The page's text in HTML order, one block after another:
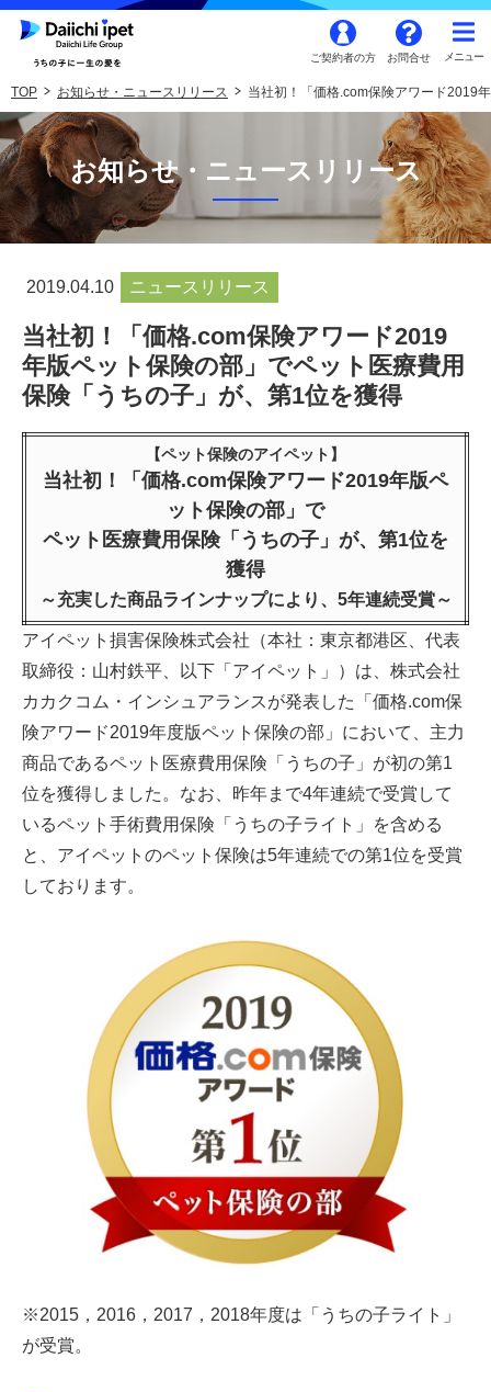
ご契約者の方 お問合せ
TOP お知らせ・ニュースリリース 当社初！「価格.com保険アワード2019
お知らせ・ニュースリリース
2019.04.10 ニュースリリース
当社初！「価格.com保険アワード2019
年版ペット保険の部」でペット医療費用
保険「うちの子」が、第1位を獲得
【ペット保険のアイペット】
当社初！「価格.com保険アワード2019年版ペ
ット保険の部」で
ペット医療費用保険「うちの子」が、第1位を
獲得
～充実した商品ラインナップにより、5年連続受賞～
アイペット損害保険株式会社（本社：東京都港区、代表
取締役：山村鉄平、以下「アイペット」）は、株式会社
カカクコム・インシュアランスが発表した「価格.com保
険アワード2019年度版ペット保険の部」において、主力
商品であるペット医療費用保険「うちの子」が初の第1
位を獲得しました。なお、昨年まで4年連続で受賞して
いるペット手術費用保険「うちの子ライト」を含める
と、アイペットのペット保険は5年連続での第1位を受賞
しております。
※2015，2016，2017，2018年度は「うちの子ライト」
が受賞。